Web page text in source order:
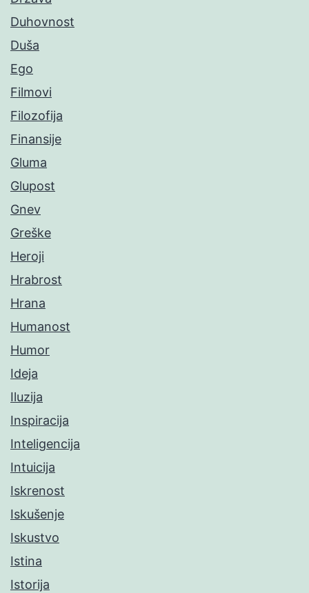
Duhovnost
Duša
Ego
Filmovi
Filozofija
Finansije
Gluma
Glupost
Gnev
Greške
Heroji
Hrabrost
Hrana
Humanost
Humor
Ideja
Iluzija
Inspiracija
Inteligencija
Intuicija
Iskrenost
Iskušenje
Iskustvo
Istina
Istorija